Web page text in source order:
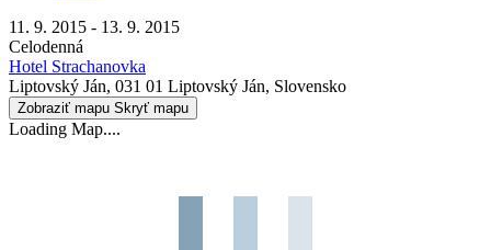
11. 9. 2015 - 13. 9. 2015
Celodenná
Hotel Strachanovka
Liptovský Ján, 031 01 Liptovský Ján, Slovensko
Zobraziť mapu Skryť mapu
Loading Map....